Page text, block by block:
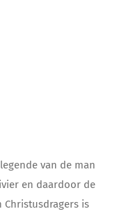
van de man
en daardoor de
Christusdragers is